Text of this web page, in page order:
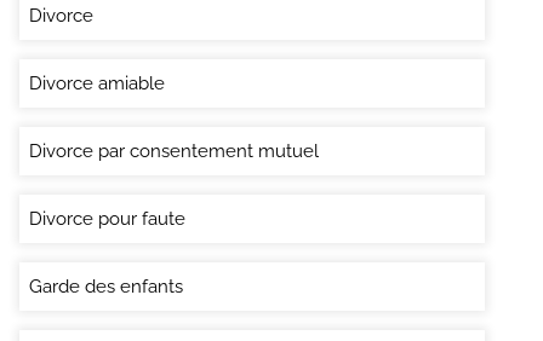
Divorce
Divorce amiable
Divorce par consentement mutuel
Divorce pour faute
Garde des enfants